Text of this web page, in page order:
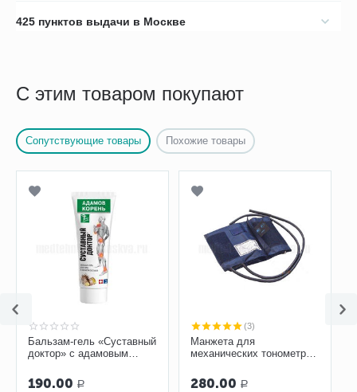
425 пунктов выдачи в Москве
С этим товаром покупают
Сопутствующие товары Похожие товары
Бальзам-гель «Суставный
доктор» с адамовым
190.00 Р
(3)
Манжета для
механических тонометров
280.00 Р